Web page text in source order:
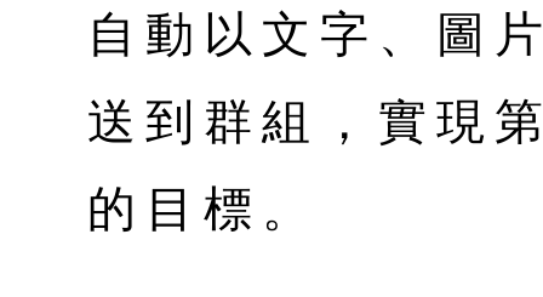
自動以文字、圖
送到群組，實現
的目標。